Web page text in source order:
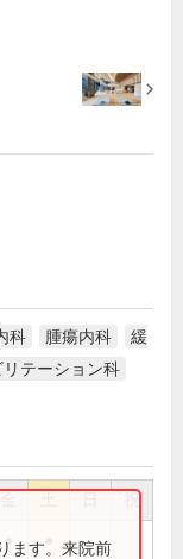
科 腫瘍内科
緩
リテーション科
祝
●ます。来院前